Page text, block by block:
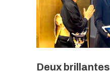
Deux brillantes